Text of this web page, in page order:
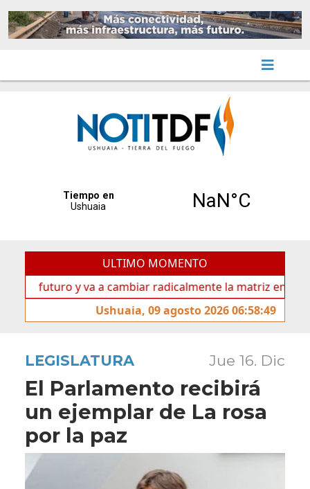
ULTIMO MOMENTO
y va a cambiar radicalmente la matriz energética de
Ushuaia, 09 agosto 2026 06:58:49
LEGISLATURA Jue 16. Dic
El Parlamento recibirá
un ejemplar de La rosa
por la paz